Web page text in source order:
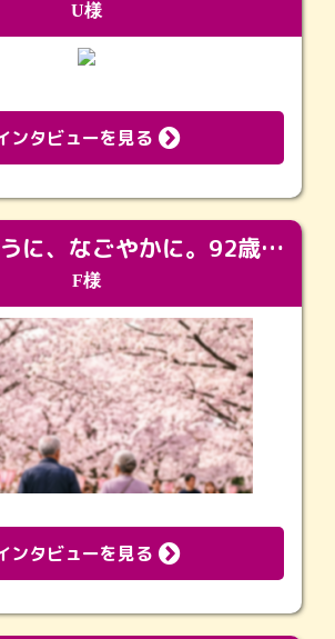
U様
ンタビューを見る
同窓会のように、なごやかに。92歳の旅立ちを彩った、再会と感謝の場
F様
ンタビューを見る